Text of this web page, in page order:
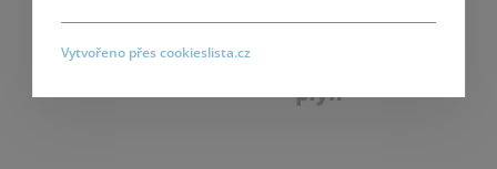
Vytvořeno přes cookieslista.cz